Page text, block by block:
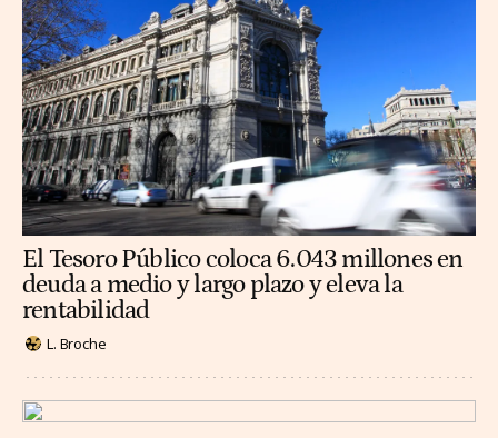
El Tesoro Público coloca 6.043 millones en
deuda a medio y largo plazo y eleva la
rentabilidad
L. Broche